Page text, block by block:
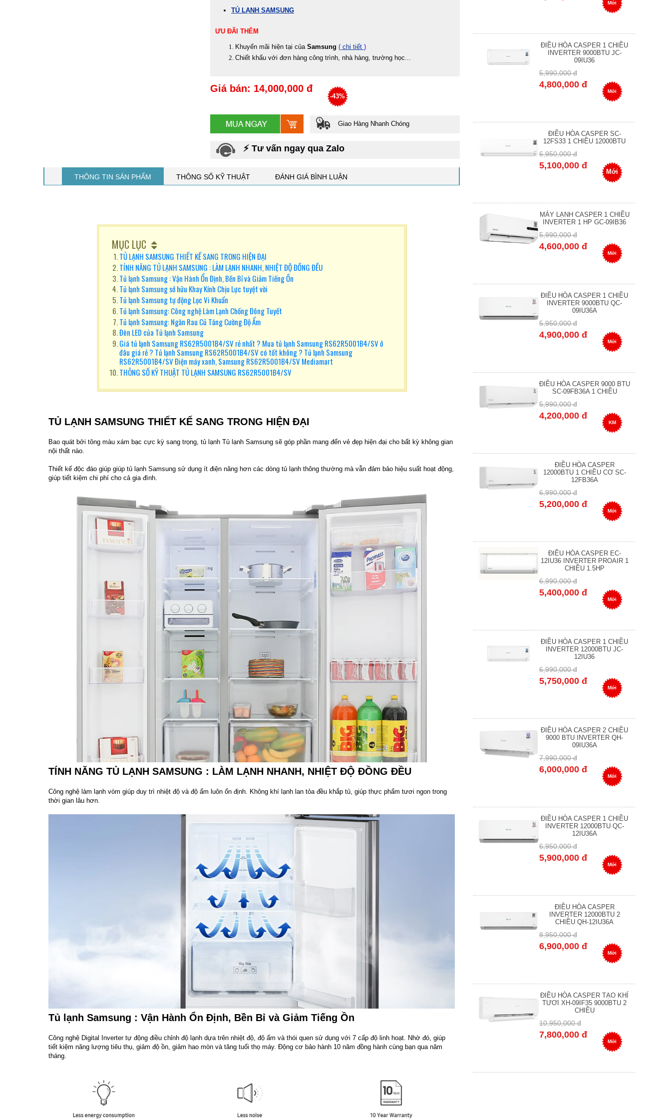
TỦ LẠNH SAMSUNG
ƯU ĐÃI THÊM
Khuyến mãi hiện tại của Samsung ( chi tiết )
Chiết khấu với đơn hàng công trình, nhà hàng, trường học...
Giá bán: 14,000,000 đ
-43%
Giao Hàng Nhanh Chóng
⚡ Tư vấn ngay qua Zalo
THÔNG TIN SẢN PHẨM THÔNG SỐ KỸ THUẬT ĐÁNH GIÁ BÌNH LUẬN
MỤC LỤC
TỦ LẠNH SAMSUNG THIẾT KẾ SANG TRONG HIỆN ĐẠI
TÍNH NĂNG TỦ LẠNH SAMSUNG : LÀM LẠNH NHANH, NHIỆT ĐỘ ĐỒNG ĐỀU
Tủ lạnh Samsung : Vận Hành Ổn Định, Bền Bỉ và Giảm Tiếng Ồn
Tủ lạnh Samsung sở hữu Khay Kính Chịu Lực tuyệt vời
Tủ lạnh Samsung tự động Lọc Vi Khuẩn
Tủ lạnh Samsung: Công nghệ Làm Lạnh Chống Đông Tuyết
Tủ lạnh Samsung: Ngăn Rau Củ Tăng Cường Độ Ẩm
Đèn LED của Tủ lạnh Samsung
Giá tủ lạnh Samsung RS62R5001B4/SV rẻ nhất ? Mua tủ lạnh Samsung RS62R5001B4/SV ở
đâu giá rẻ ? Tủ lạnh Samsung RS62R5001B4/SV có tốt không ? Tủ lạnh Samsung
RS62R5001B4/SV Điện máy xanh, Samsung RS62R5001B4/SV Mediamart
THÔNG SỐ KỸ THUẬT TỦ LẠNH SAMSUNG RS62R5001B4/SV
TỦ LẠNH SAMSUNG THIẾT KẾ SANG TRONG HIỆN ĐẠI
Bao quát bởi tông màu xám bạc cực kỳ sang trọng, tủ lạnh Tủ lạnh Samsung sẽ góp phần mang đến vẻ đẹp hiện đại cho bất kỳ không gian
nội thất nào.
Thiết kế độc đáo giúp giúp tủ lạnh Samsung sử dụng ít điện năng hơn các dòng tủ lạnh thông thường mà vẫn đảm bảo hiệu suất hoạt động,
giúp tiết kiệm chi phí cho cả gia đình.
TÍNH NĂNG TỦ LẠNH SAMSUNG : LÀM LẠNH NHANH, NHIỆT ĐỘ ĐỒNG ĐỀU
Công nghệ làm lạnh vòm giúp duy trì nhiệt độ và độ ẩm luôn ổn định. Không khí lạnh lan tỏa đều khắp tủ, giúp thực phẩm tươi ngon trong
thời gian lâu hơn.
Tủ lạnh Samsung : Vận Hành Ổn Định, Bền Bỉ và Giảm Tiếng Ồn
Công nghệ Digital Inverter tự động điều chỉnh độ lạnh dựa trên nhiệt độ, độ ẩm và thói quen sử dụng với 7 cấp độ linh hoạt. Nhờ đó, giúp
tiết kiệm năng lượng tiêu thụ, giảm độ ồn, giảm hao mòn và tăng tuổi thọ máy. Động cơ bảo hành 10 năm đồng hành cùng bạn qua năm
tháng.
Mới
ĐIỀU HÒA CASPER 1 CHIỀU
INVERTER 9000BTU JC-
09IU36
5,990,000 đ
4,800,000 đ
Mới
ĐIỀU HÒA CASPER SC-
12FS33 1 CHIỀU 12000BTU
6,950,000 đ
5,100,000 đ
Mới
MÁY LẠNH CASPER 1 CHIỀU
INVERTER 1 HP GC-09IB36
5,990,000 đ
4,600,000 đ
Mới
ĐIỀU HÒA CASPER 1 CHIỀU
INVERTER 9000BTU QC-
09IU36A
5,950,000 đ
4,900,000 đ
Mới
ĐIỀU HÒA CASPER 9000 BTU
SC-09FB36A 1 CHIỀU
5,990,000 đ
4,200,000 đ
KM
ĐIỀU HÒA CASPER
12000BTU 1 CHIỀU CƠ SC-
12FB36A
6,990,000 đ
5,200,000 đ
Mới
ĐIỀU HÒA CASPER EC-
12IU36 INVERTER PROAIR 1
CHIỀU 1.5HP
6,990,000 đ
5,400,000 đ
Mới
ĐIỀU HÒA CASPER 1 CHIỀU
INVERTER 12000BTU JC-
12IU36
6,990,000 đ
5,750,000 đ
Mới
ĐIỀU HÒA CASPER 2 CHIỀU
9000 BTU INVERTER QH-
09IU36A
7,990,000 đ
6,000,000 đ
Mới
ĐIỀU HÒA CASPER 1 CHIỀU
INVERTER 12000BTU QC-
12IU36A
6,950,000 đ
5,900,000 đ
Mới
ĐIỀU HÒA CASPER
INVERTER 12000BTU 2
CHIỀU QH-12IU36A
8,950,000 đ
6,900,000 đ
Mới
ĐIỀU HÒA CASPER TẠO KHÍ
TƯƠI XH-09IF35 9000BTU 2
CHIỀU
10,950,000 đ
7,800,000 đ
Mới